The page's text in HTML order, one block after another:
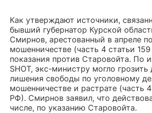
Как утверждают источники,
бывший губернатор Курской
Смирнов, арестованный в апреле
мошенничестве (часть 4 статьи
показания против Старовойта. По
SHOT, экс-министру могло грозить
лишения свободы по уголовному
мошенничестве и растрате (часть
РФ). Смирнов заявил, что
числе, по указанию Старовойта.